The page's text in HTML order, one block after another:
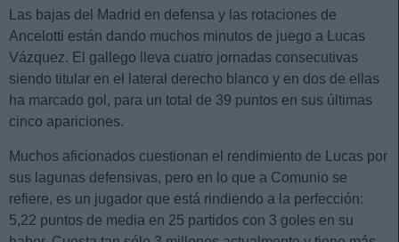
Las bajas del Madrid en defensa y las rotaciones de
Ancelotti están dando muchos minutos de juego a Lucas
Vázquez. El gallego lleva cuatro jornadas consecutivas
siendo titular en el lateral derecho blanco y en dos de ellas
ha marcado gol, para un total de 39 puntos en sus últimas
cinco apariciones.
Muchos aficionados cuestionan el rendimiento de Lucas por
sus lagunas defensivas, pero en lo que a Comunio se
refiere, es un jugador que está rindiendo a la perfección:
5,22 puntos de media en 25 partidos con 3 goles en su